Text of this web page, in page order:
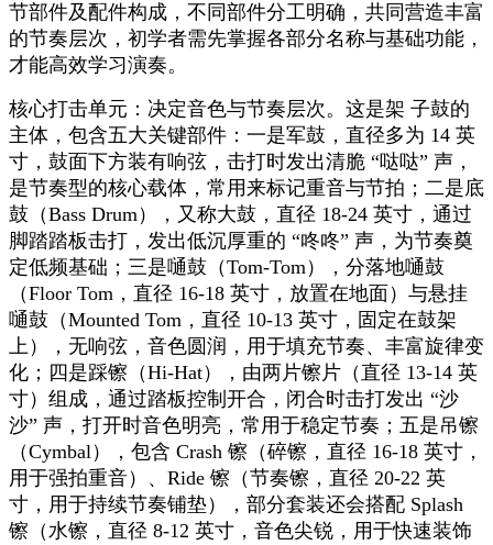
节部件及配件构成，不同部件分工明确，共同营造丰富
的节奏层次，初学者需先掌握各部分名称与基础功能，
才能高效学习演奏。
核心打击单元：决定音色与节奏层次。这是架 子鼓的
主体，包含五大关键部件：一是军鼓，直径多为 14 英
寸，鼓面下方装有响弦，击打时发出清脆 “哒哒” 声，
是节奏型的核心载体，常用来标记重音与节拍；二是底
鼓（Bass Drum），又称大鼓，直径 18-24 英寸，通过
脚踏踏板击打，发出低沉厚重的 “咚咚” 声，为节奏奠
定低频基础；三是嗵鼓（Tom-Tom），分落地嗵鼓
（Floor Tom，直径 16-18 英寸，放置在地面）与悬挂
嗵鼓（Mounted Tom，直径 10-13 英寸，固定在鼓架
上），无响弦，音色圆润，用于填充节奏、丰富旋律变
化；四是踩镲（Hi-Hat），由两片镲片（直径 13-14 英
寸）组成，通过踏板控制开合，闭合时击打发出 “沙
沙” 声，打开时音色明亮，常用于稳定节奏；五是吊镲
（Cymbal），包含 Crash 镲（碎镲，直径 16-18 英寸，
用于强拍重音）、Ride 镲（节奏镲，直径 20-22 英
寸，用于持续节奏铺垫），部分套装还会搭配 Splash
镲（水镲，直径 8-12 英寸，音色尖锐，用于快速装饰